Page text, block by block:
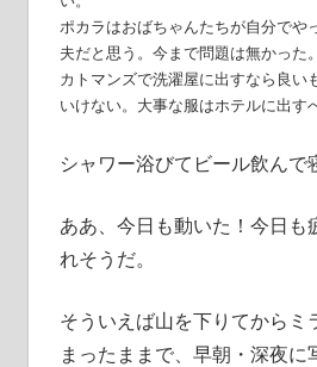
ポカラはおばちゃんたちが自分でや
夫だと思う。今まで問題は無かった。
カトマンズで洗濯屋に出すなら良い
いけない。大事な服はホテルに出す
シャワー浴びてビール飲んで
ああ、今日も動いた！今日も
れそうだ。
そういえば山を下りてからミ
まったままで、早朝・深夜に